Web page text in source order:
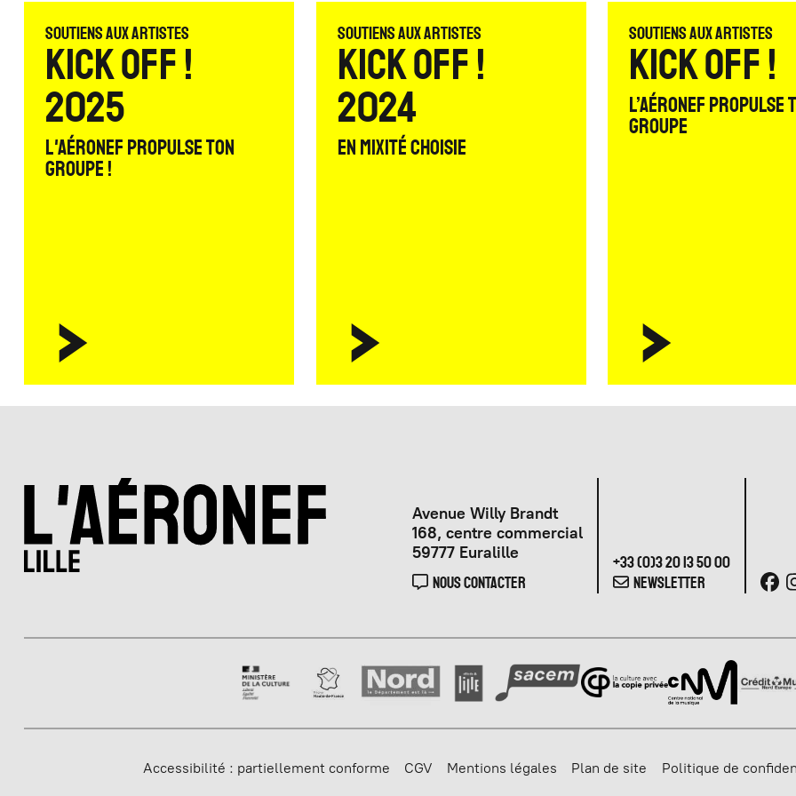
Soutiens aux artistes
Kick Off !
2025
L'Aéronef propulse ton
groupe !
Soutiens aux artistes
Kick Off !
2024
En mixité choisie
Soutiens aux artistes
KICK OFF !
L’Aéronef propulse
groupe
Avenue Willy Brandt
168, centre commercial
59777 Euralille
NOUS CONTACTER
+33 (0)3 20 13 50 00
NEWSLETTER
Accessibilité : partiellement conforme CGV Mentions légales Plan de site Politique de